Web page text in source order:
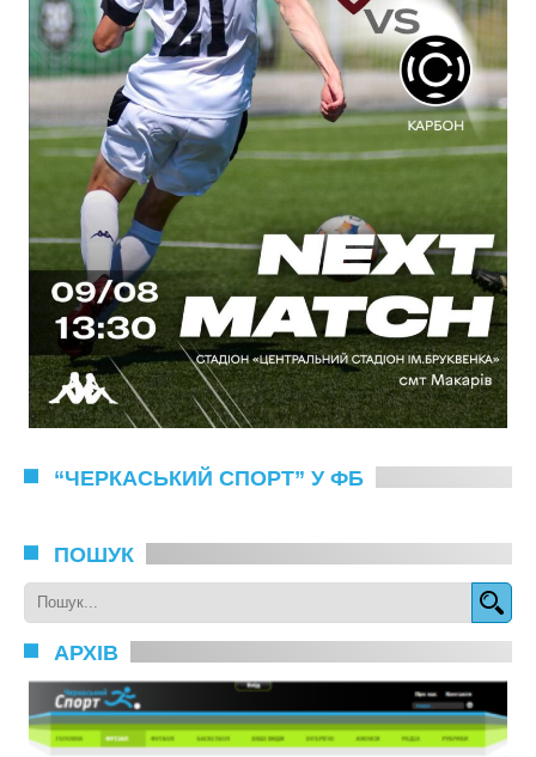
“ЧЕРКАСЬКИЙ СПОРТ” У ФБ
ПОШУК
АРХІВ